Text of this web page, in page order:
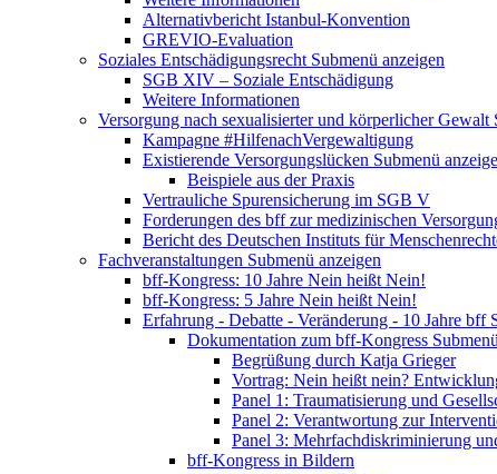
Alternativbericht Istanbul-Konvention
GREVIO-Evaluation
Soziales Entschädigungsrecht Submenü anzeigen
SGB XIV – Soziale Entschädigung
Weitere Informationen
Versorgung nach sexualisierter und körperlicher Gewalt
Kampagne #HilfenachVergewaltigung
Existierende Versorgungslücken Submenü
Beispiele aus der Praxis
Vertrauliche Spurensicherung im SGB V
Forderungen des bff zur medizinischen
Bericht des Deutschen Instituts für
Fachveranstaltungen Submenü anzeigen
bff-Kongress: 10 Jahre Nein heißt Nein!
bff-Kongress: 5 Jahre Nein heißt Nein!
Erfahrung - Debatte - Veränderung - 10 Jahre bff
Dokumentation zum bff-Kongress
Begrüßung durch Katja Grieger
Vortrag: Nein heißt nein?
Panel 1: Traumatisierung und
Panel 2: Verantwortung zur
Panel 3: Mehrfachdiskriminierung
bff-Kongress in Bildern